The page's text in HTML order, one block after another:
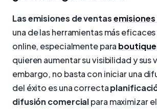
Las emisiones de ventas
una de las herramientas más
online, especialmente para
quieren aumentar su visibilidad y sus
embargo, no basta con iniciar una
del éxito es una correcta
difusión comercialpara maximizar